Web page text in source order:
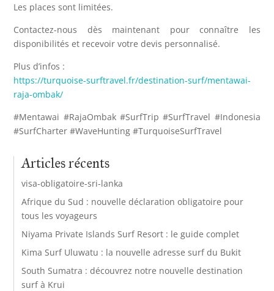
Les places sont limitées.
Contactez-nous dès maintenant pour connaître les
disponibilités et recevoir votre devis personnalisé.
Plus d’infos :
https://turquoise-surftravel.fr/destination-surf/mentawai-
raja-ombak/
#Mentawai #RajaOmbak #SurfTrip #SurfTravel #Indonesia
#SurfCharter #WaveHunting #TurquoiseSurfTravel
Articles récents
visa-obligatoire-sri-lanka
Afrique du Sud : nouvelle déclaration obligatoire pour
tous les voyageurs
Niyama Private Islands Surf Resort : le guide complet
Kima Surf Uluwatu : la nouvelle adresse surf du Bukit
South Sumatra : découvrez notre nouvelle destination
surf à Krui